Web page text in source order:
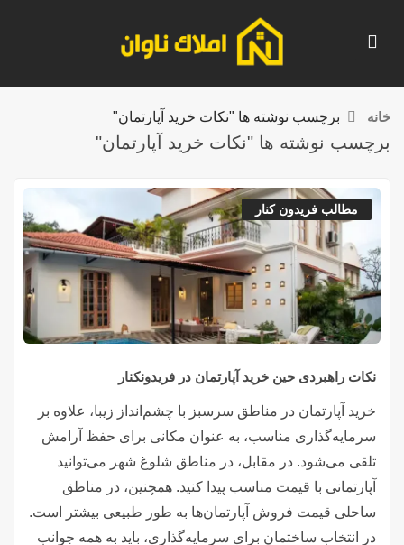
خانه برچسب نوشته ها "نکات خرید آپارتمان"
برچسب نوشته ها "نکات خرید آپارتمان"
مطالب فریدون کنار
نکات راهبردی حین خرید آپارتمان در فریدونکنار
خرید آپارتمان در مناطق سرسبز با چشم‌انداز زیبا، علاوه بر
سرمایه‌گذاری مناسب، به عنوان مکانی برای حفظ آرامش
تلقی می‌شود. در مقابل، در مناطق شلوغ شهر می‌توانید
آپارتمانی با قیمت مناسب پیدا کنید. همچنین، در مناطق
ساحلی قیمت فروش آپارتمان‌ها به طور طبیعی بیشتر است.
در انتخاب ساختمان برای سرمایه‌گذاری، باید به همه جوانب